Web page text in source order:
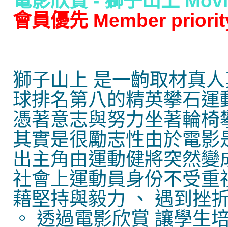
會員優先 Member
獅子山上 是一齣取材真
球排名第八的精英攀石
憑著意志與努力坐著輪
其實是很勵志性由於電
出主角由運動健將突然
社會上運動員身份不受
藉堅持與毅力 、 遇到挫
。 透過電影欣賞 讓學生